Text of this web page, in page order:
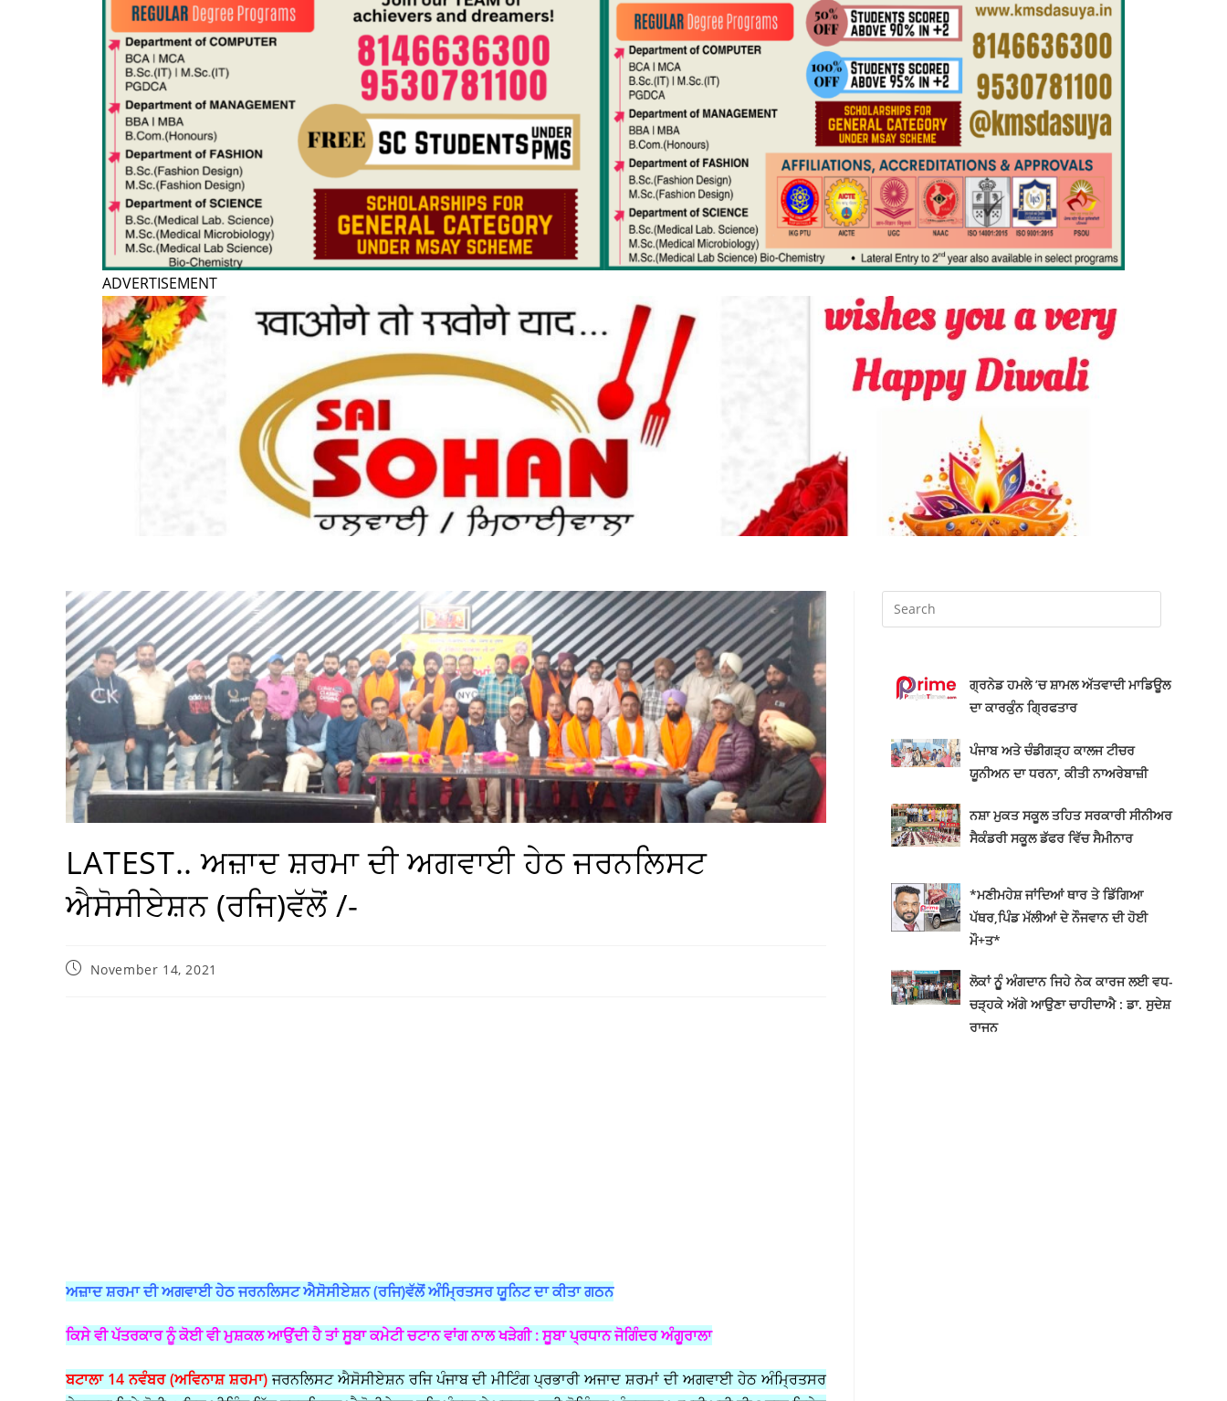
ADVERTISEMENT
LATEST.. ਅਜ਼ਾਦ ਸ਼ਰਮਾ ਦੀ ਅਗਵਾਈ ਹੇਠ ਜਰਨਲਿਸਟ
ਐਸੋਸੀਏਸ਼ਨ (ਰਜਿ)ਵੱਲੋਂ /-
November 14, 2021
ਅਜ਼ਾਦ ਸ਼ਰਮਾ ਦੀ ਅਗਵਾਈ ਹੇਠ ਜਰਨਲਿਸਟ ਐਸੋਸੀਏਸ਼ਨ (ਰਜਿ)ਵੱਲੋਂ ਅੰਮ੍ਰਿਤਸਰ ਯੂਨਿਟ ਦਾ ਕੀਤਾ ਗਠਨ
ਕਿਸੇ ਵੀ ਪੱਤਰਕਾਰ ਨੂੰ ਕੋਈ ਵੀ ਮੁਸ਼ਕਲ ਆਉਂਦੀ ਹੈ ਤਾਂ ਸੂਬਾ ਕਮੇਟੀ ਚਟਾਨ ਵਾਂਗ ਨਾਲ ਖੜੇਗੀ : ਸੂਬਾ ਪ੍ਰਧਾਨ ਜੋਗਿੰਦਰ ਅੰਗੂਰਾਲਾ
ਬਟਾਲਾ 14 ਨਵੰਬਰ (ਅਵਿਨਾਸ਼ ਸ਼ਰਮਾ) ਜਰਨਲਿਸਟ ਐਸੋਸੀਏਸ਼ਨ ਰਜਿ ਪੰਜਾਬ ਦੀ ਮੀਟਿੰਗ ਪ੍ਰਭਾਰੀ ਅਜਾਦ ਸ਼ਰਮਾਂ ਦੀ ਅਗਵਾਈ ਹੇਠ ਅੰਮ੍ਰਿਤਸਰ
ਗ੍ਰਨੇਡ ਹਮਲੇ ’ਚ ਸ਼ਾਮਲ ਅੱਤਵਾਦੀ ਮਾਡਿਊਲ
ਦਾ ਕਾਰਕੁੰਨ ਗ੍ਰਿਫਤਾਰ
ਪੰਜਾਬ ਅਤੇ ਚੰਡੀਗੜ੍ਹ ਕਾਲਜ ਟੀਚਰ
ਯੂਨੀਅਨ ਦਾ ਧਰਨਾ, ਕੀਤੀ ਨਾਅਰੇਬਾਜ਼ੀ
ਨਸ਼ਾ ਮੁਕਤ ਸਕੂਲ ਤਹਿਤ ਸਰਕਾਰੀ ਸੀਨੀਅਰ
ਸੈਕੰਡਰੀ ਸਕੂਲ ਡੱਫਰ ਵਿੱਚ ਸੈਮੀਨਾਰ
*ਮਣੀਮਹੇਸ਼ ਜਾਂਦਿਆਂ ਥਾਰ ਤੇ ਡਿੱਗਿਆ
ਪੱਥਰ,ਪਿੰਡ ਮੱਲੀਆਂ ਦੇ ਨੌਜਵਾਨ ਦੀ ਹੋਈ
ਮੌ+ਤ*
ਲੋਕਾਂ ਨੂੂੰ ਅੰਗਦਾਨ ਜਿਹੇ ਨੇਕ ਕਾਰਜ ਲਈ ਵਧ-
ਚੜ੍ਹਕੇ ਅੱਗੇ ਆਉਣਾ ਚਾਹੀਦਾਐ : ਡਾ. ਸੁਦੇਸ਼
ਰਾਜਨ